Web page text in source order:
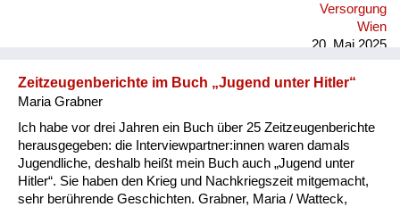
Lieferungen bekommen von anderen Ländern und wir sind
unter der russischen Besatzungsmacht gewesen, die haben ja
Versorgung
Wien
20. Mai 2025
Zeitzeugenberichte im Buch „Jugend unter Hitler“
Maria Grabner
Ich habe vor drei Jahren ein Buch über 25 Zeitzeugenberichte
herausgegeben: die Interviewpartner:innen waren damals
Jugendliche, deshalb heißt mein Buch auch „Jugend unter
Hitler“. Sie haben den Krieg und Nachkriegszeit mitgemacht,
sehr berührende Geschichten. Grabner, Maria / Watteck,